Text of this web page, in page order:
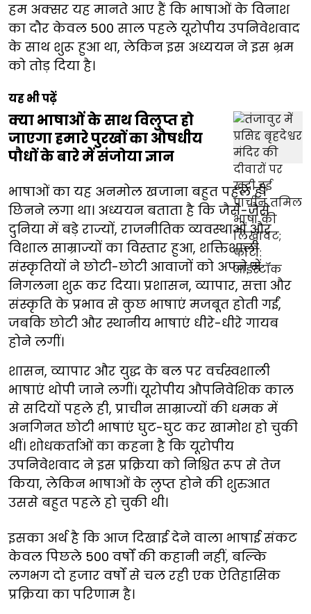
हम अक्सर यह मानते आए हैं कि भाषाओं के विनाश
का दौर केवल 500 साल पहले यूरोपीय उपनिवेशवाद
के साथ शुरू हुआ था, लेकिन इस अध्ययन ने इस भ्रम
को तोड़ दिया है।
यह भी पढ़ें
क्या भाषाओं के साथ विलुप्त हो
जाएगा हमारे पुरखों का औषधीय
पौधों के बारे में संजोया ज्ञान
भाषाओं का यह अनमोल खजाना बहुत पहले ही
छिनने लगा था। अध्ययन बताता है कि जैसे-जैसे
दुनिया में बड़े राज्यों, राजनीतिक व्यवस्थाओं और
विशाल साम्राज्यों का विस्तार हुआ, शक्तिशाली
संस्कृतियों ने छोटी-छोटी आवाजों को अपने में
निगलना शुरू कर दिया। प्रशासन, व्यापार, सत्ता और
संस्कृति के प्रभाव से कुछ भाषाएं मजबूत होती गईं,
जबकि छोटी और स्थानीय भाषाएं धीरे-धीरे गायब
होने लगीं।
शासन, व्यापार और युद्ध के बल पर वर्चस्वशाली
भाषाएं थोपी जाने लगीं। यूरोपीय औपनिवेशिक काल
से सदियों पहले ही, प्राचीन साम्राज्यों की धमक में
अनगिनत छोटी भाषाएं घुट-घुट कर खामोश हो चुकी
थीं। शोधकर्ताओं का कहना है कि यूरोपीय
उपनिवेशवाद ने इस प्रक्रिया को निश्चित रूप से तेज
किया, लेकिन भाषाओं के लुप्त होने की शुरुआत
उससे बहुत पहले हो चुकी थी।
इसका अर्थ है कि आज दिखाई देने वाला भाषाई संकट
केवल पिछले 500 वर्षों की कहानी नहीं, बल्कि
लगभग दो हजार वर्षों से चल रही एक ऐतिहासिक
प्रक्रिया का परिणाम है।